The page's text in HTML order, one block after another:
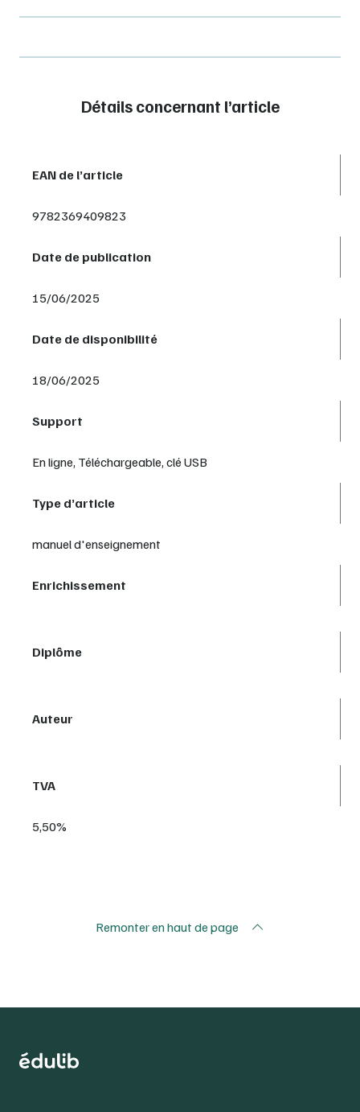
Détails concernant l’article
EAN de l’article
9782369409823
Date de publication
15/06/2025
Date de disponibilité
18/06/2025
Support
En ligne, Téléchargeable, clé USB
Type d’article
manuel d'enseignement
Enrichissement
Diplôme
Auteur
TVA
5,50%
Remonter en haut de page